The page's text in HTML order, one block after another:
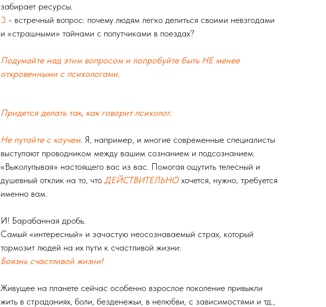
забирает ресурсы.
3 - встречный вопрос: почему людям легко делиться своими невзгодами
и «страшными» тайнами с попутчиками в поездах?
Подумайте над этим вопросом и попробуйте быть НЕ менее
откровенными с психологами.
Придется делать так, как говорит психолог.
Не путайте с коучем . Я, например, и многие современные специалисты
выступают проводником между вашим сознанием и подсознанием.
«Выколупывая» настоящего вас из вас. Помогая ощутить телесный и
душевный отклик на то, что ДЕЙСТВИТЕЛЬНОхочется, нужно, требуется
именно вам.
И! Барабанная дробь.
Самый «интересный» и зачастую неосознаваемый страх, который
тормозит людей на их пути к счастливой жизни:
Боязнь счастливой жизни!
Живущее на планете сейчас особенно взрослое поколение привыкли
жить в страданиях, боли, безденежьи, в нелюбви, с зависимостями и тд.,